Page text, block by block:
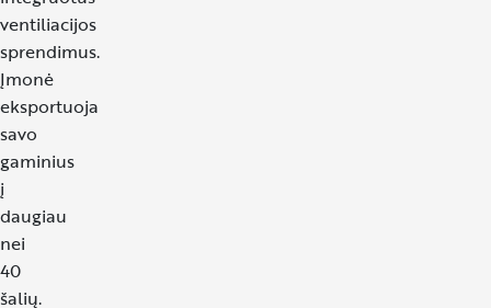
ventiliacijos
sprendimus.
Įmonė
eksportuoja
savo
gaminius
į
daugiau
nei
40
šalių.